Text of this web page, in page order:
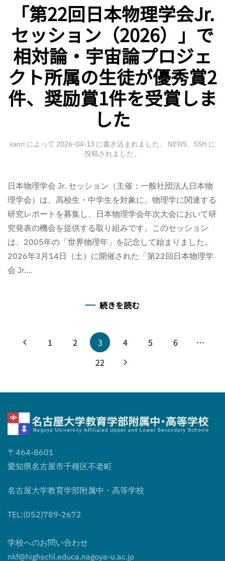
「第22回日本物理学会Jr.
セッション（2026）」で
相対論・宇宙論プロジェ
クト所属の生徒が優秀賞2
件、奨励賞1件を受賞しま
した
kanri によって 2026-04-13 に書き込まれました。 NEWS、 SSH に
投稿されました。
日本物理学会 Jr. セッション（主催：一般社団法人日本物
理学会）は、高校生・中学生を対象に、物理学に関連する
研究レポートを募集し、日本物理学会年次大会において研
究発表の機会を提供する取り組みです。このセッション
は、2005年の「世界物理年」を記念して始まりました。
2026年3月14日（土）に開催された「第22回日本物理学
会 Jr....
続きを読む
1 2 3 4 5 6
…
22
〒464-8601
愛知県名古屋市千種区不老町
名古屋大学教育学部附属中・高等学校
TEL:(052)789-2672
学校へのお問い合わせ
nkf@highschl.educa.nagoya-u.ac.jp